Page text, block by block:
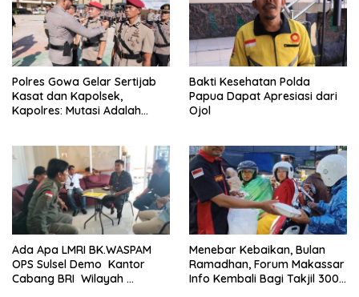
Polres Gowa Gelar Sertijab
Kasat dan Kapolsek,
Kapolres: Mutasi Adalah
Bakti Kesehatan Polda
Papua Dapat Apresiasi dari
Ojol
Ada Apa LMRI BK.WASPAM
OPS Sulsel Demo Kantor
Cabang BRI Wilayah
Menebar Kebaikan, Bulan
Ramadhan, Forum Makassar
Info Kembali Bagi Takjil 300